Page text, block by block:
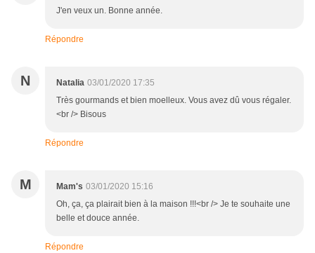
J'en veux un. Bonne année.
Répondre
N Natalia 03/01/2020 17:35
Très gourmands et bien moelleux. Vous avez dû vous régaler.
<br /> Bisous
Répondre
M Mam's 03/01/2020 15:16
Oh, ça, ça plairait bien à la maison !!!<br /> Je te souhaite une
belle et douce année.
Répondre